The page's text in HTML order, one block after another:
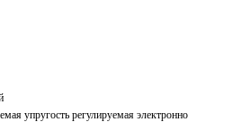
упругость регулируемая электронно